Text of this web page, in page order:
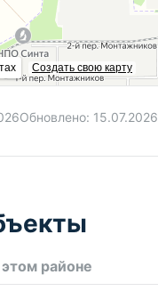
Создать свою карту
Обновлено: 15.07.2026
районе